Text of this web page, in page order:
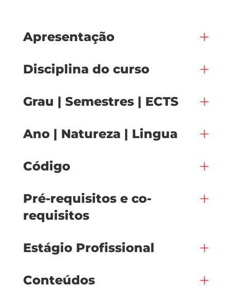
Apresentação
Disciplina do curso
Grau | Semestres | ECTS
Ano | Natureza | Lingua
Código
Pré-requisitos e co-
requisitos
Estágio Profissional
Conteúdos